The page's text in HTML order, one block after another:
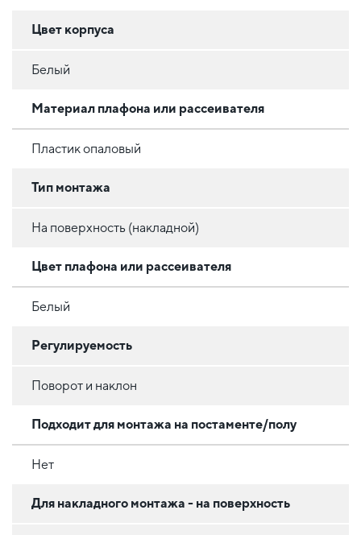
Цвет корпуса
Белый
Материал плафона или рассеивателя
Пластик опаловый
Тип монтажа
На поверхность (накладной)
Цвет плафона или рассеивателя
Белый
Регулируемость
Поворот и наклон
Подходит для монтажа на постаменте/полу
Нет
Для накладного монтажа - на поверхность